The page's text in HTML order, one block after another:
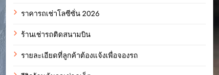
ราคารถเช่าโลซีซั่น 2026
ร้านเช่ารถติดสนามบิน
รายละเอียดที่ลูกค้าต้องแจ้งเพื่อจองรถ